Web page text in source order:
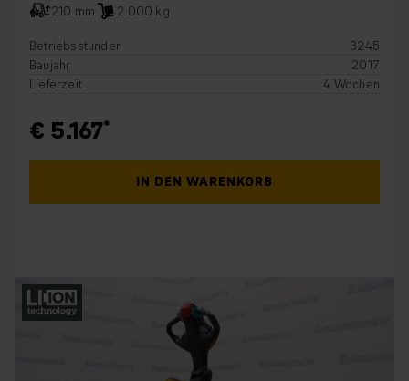
210 mm
2.000 kg
Betriebsstunden
3245
Baujahr
2017
Lieferzeit
4 Wochen
€ 5.167
IN DEN WARENKORB